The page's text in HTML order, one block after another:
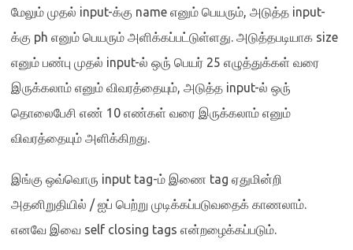
மேலும் முதல் input-க்கு name எனும் பெயரும், அடுத்த input-
க்கு ph எனும் பெயரும் அளிக்கப்பட்டுள்ளது. அடுத்தபடியாக size
எனும் பண்பு முதல் input-ல் ஒரு் பெயர் 25 எழுத்துக்கள் வரை
இருக்கலாம் எனும் விவரத்தையும், அடுத்த input-ல் ஒரு்
தொலைபேசி எண் 10 எண்கள் வரை இருக்கலாம் எனும்
விவரத்தையும் அளிக்கிறது.
இங்கு ஒவ்வொரு input tag-ம் இணை tag ஏதுமின்றி
அதனிறுதியில் /ஐப் பெற்று முடிக்கப்படுவதைக் காணலாம்.
எனவே இவை self closing tags என்றழைக்கப்படும்.